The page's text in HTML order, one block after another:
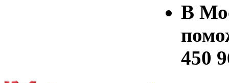
В
450